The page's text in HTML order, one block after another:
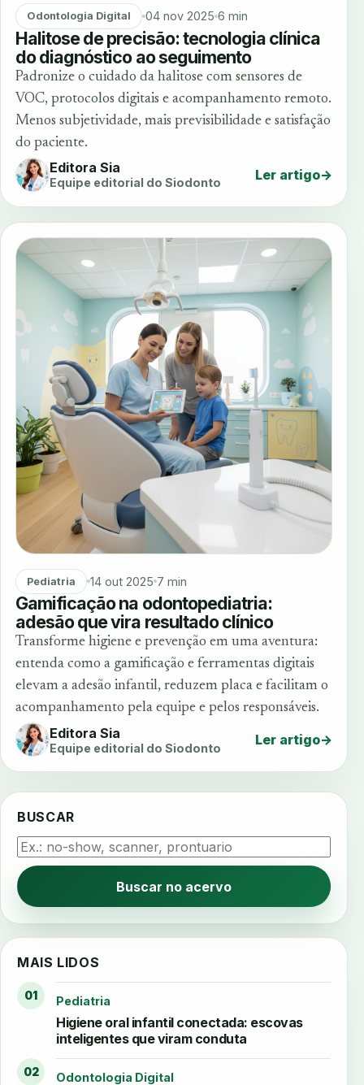
Odontologia Digital 04 nov 2025 6 min
Halitose de precisão: tecnologia clínica
do diagnóstico ao seguimento
Padronize o cuidado da halitose com sensores de
VOC, protocolos digitais e acompanhamento remoto.
Menos subjetividade, mais previsibilidade e satisfação
do paciente.
Editora Sia
Equipe editorial do Siodonto Ler artigo→
Pediatria 14 out 2025 7 min
Gamificação na odontopediatria:
adesão que vira resultado clínico
Transforme higiene e prevenção em uma aventura:
entenda como a gamificação e ferramentas digitais
elevam a adesão infantil, reduzem placa e facilitam o
acompanhamento pela equipe e pelos responsáveis.
Editora Sia
Equipe editorial do Siodonto Ler artigo→
BUSCAR
Buscar no acervo
MAIS LIDOS
01 Pediatria
Higiene oral infantil conectada: escovas
inteligentes que viram conduta
02 Odontologia Digital